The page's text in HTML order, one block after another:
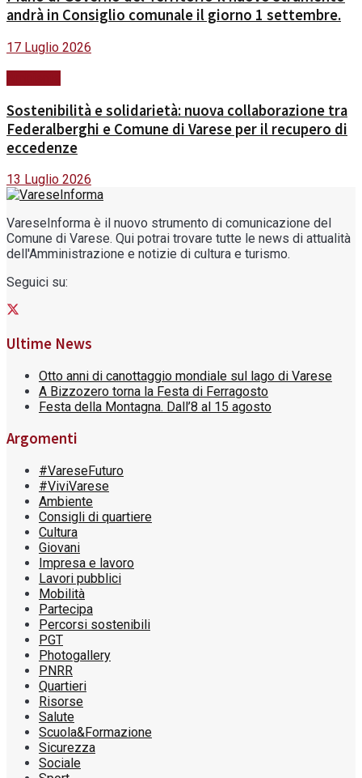
andrà in Consiglio comunale il giorno 1 settembre.
17 Luglio 2026
Sostenibilità e solidarietà: nuova collaborazione tra
Federalberghi e Comune di Varese per il recupero di
eccedenze
13 Luglio 2026
VareseInforma è il nuovo strumento di comunicazione del
Comune di Varese. Qui potrai trovare tutte le news di attualità
dell'Amministrazione e notizie di cultura e turismo.
Seguici su:
Ultime News
Otto anni di canottaggio mondiale sul lago di Varese
A Bizzozero torna la Festa di Ferragosto
Festa della Montagna. Dall’8 al 15 agosto
Argomenti
#VareseFuturo
#ViviVarese
Ambiente
Consigli di quartiere
Cultura
Giovani
Impresa e lavoro
Lavori pubblici
Mobilità
Partecipa
Percorsi sostenibili
PGT
Photogallery
PNRR
Quartieri
Risorse
Salute
Scuola&Formazione
Sicurezza
Sociale